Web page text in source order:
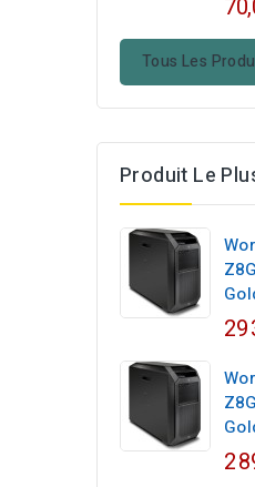
Tous Les
Produit Le
29
2